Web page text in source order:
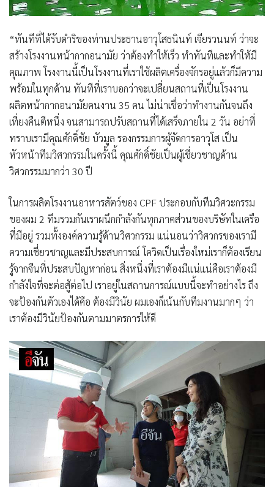
“ทันทีที่ได้รับดำริของท่านประธานอาวุโสธนินท์ เจียรวนนท์ ว่าจะ
สร้างโรงงานหน้ากากอนามัย ว่าต้องทำให้เร็ว ทำทันทีและทำให้มี
คุณภาพ โรงงานนี้เป็นโรงงานที่เราใช้ผลิตเครื่องจักรอยู่แล้วก็มีความ
พร้อมในทุกด้าน ทันทีที่เราบอกว่าจะเปลี่ยนสถานที่เป็นโรงงาน
ผลิตหน้ากากอนามัยคนงาน 35 คน ไม่น่าเชื่อว่าทำงานกันจนถึง
เที่ยงคืนตีหนึ่ง จนสามารถปรับสถานที่ได้เสร็จภายใน 2 วัน อย่าที่
ทราบเรามีคุณศักดิ์ชัย บัวมูล รองกรรมการผู้จัดการอาวุโส เป็น
หัวหน้าทีมวิศวกรรมในครั้งนี้ คุณศักดิ์ชัยเป็นผู้เชี่ยวชาญด้าน
วิศวกรรมมากว่า 30 ปี
ในการผลิตโรงงานอาหารสัตว์ของ CPF ประกอบกับทีมวิศวะกรรม
ของผม 2 ทีมรวมกันเราผนึกกำลังกันทุกภาคส่วนของบริษัทในเครือ
ที่มีอยู่ รวมทั้งองค์ความรู้ด้านวิศวกรรม แน่นอนว่าวิศวกรของเรามี
ความเชี่ยวชาญและมีประสบการณ์ โควิดเป็นเรื่องใหม่เราก็ต้องเรียน
รู้จากจีนที่ประสบปัญหาก่อน สิ่งหนึ่งที่เราต้องมีแน่แน่คือเราต้องมี
กำลังใจที่จะต่อสู้ต่อไป เราอยู่ในสถานการณ์แบบนี้จะทำอย่างไร ถึง
จะป้องกันตัวเองได้คือ ต้องมีวินัย ผมเองก็เน้นกับทีมงานมากๆ ว่า
เราต้องมีวินัยป้องกันตามมาตรการให้ดี